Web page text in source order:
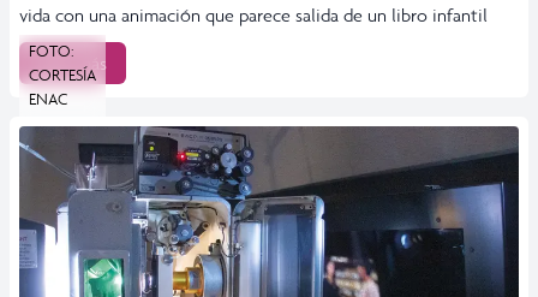
vida con una animación que parece salida de un libro infantil
Leer más
FOTO:
CORTESÍA
ENAC